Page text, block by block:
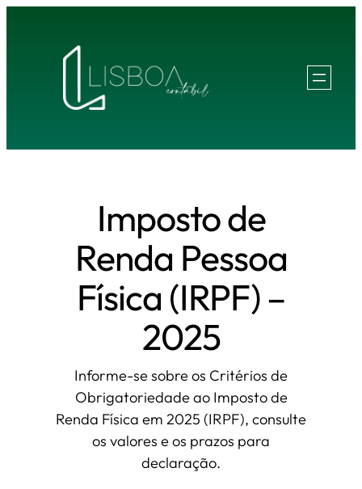
conteúdo
Imposto de
Renda Pessoa
Física (IRPF) –
2025
Informe-se sobre os Critérios de
Obrigatoriedade ao Imposto de
Renda Física em 2025 (IRPF), consulte
os valores e os prazos para
declaração.